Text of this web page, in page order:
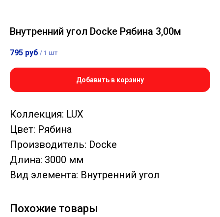
Внутренний угол Docke Рябина 3,00м
795 руб / 1 шт
Добавить в корзину
Коллекция: LUX
Цвет: Рябина
Производитель: Docke
Длина: 3000 мм
Вид элемента: Внутренний угол
Похожие товары